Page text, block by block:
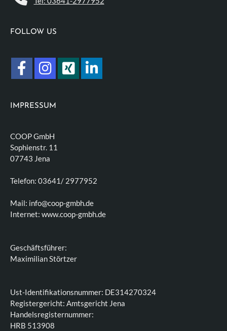
FOLLOW US
IMPRESSUM
COOP GmbH
Sophienstr. 11
07743 Jena
Telefon: 03641/ 2977952
Mail: info@coop-gmbh.de
Internet: www.coop-gmbh.de
Geschäftsführer:
Maximilian Störtzer
Ust-Identifikationsnummer: DE314270324
Registergericht: Amtsgericht Jena
Handelsregisternummer:
HRB 513908